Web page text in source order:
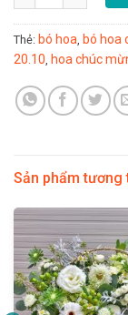
Thẻ: bó hoa, bó hoa
20.10, hoa chúc
Sản phẩm tương